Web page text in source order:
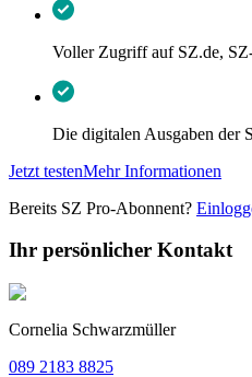
Voller Zugriff auf SZ.de,
Die digitalen Ausgaben der
Jetzt testenMehr Informationen
Bereits SZ Pro-Abonnent?
Ihr persönlicher Kontakt
Cornelia Schwarzmüller
089 2183 8825